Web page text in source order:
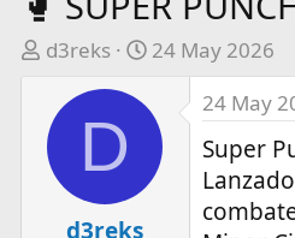
A
o
r
d3reks
F
c
h
a
d
24 May 2026
D
d3reks
24 May
Super